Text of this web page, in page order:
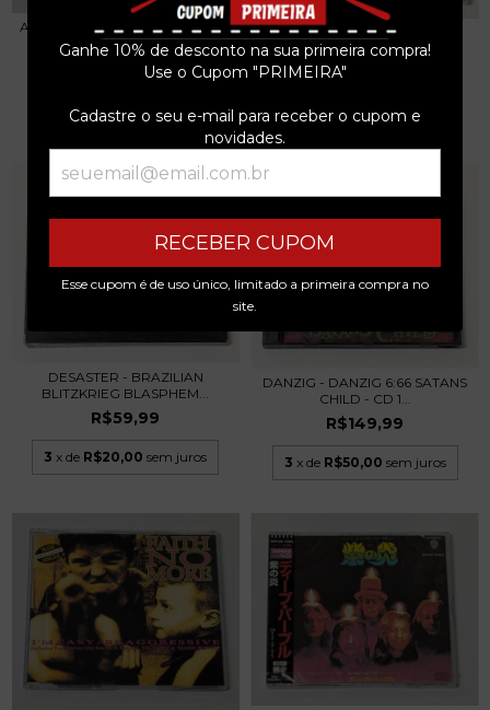
Ganhe 10% de desconto na sua primeira compra!
Use o Cupom "PRIMEIRA"
Cadastre o seu e-mail para receber o cupom e
novidades.
RECEBER CUPOM
Esse cupom é de uso único, limitado a primeira compra no
site.
AC/DC - THE STUDIOBREAKERS
- CD 1996 EUR...
R$129,99
x de R$43,33
TORTURE SQUAD - LIVING
METAL - LIVING FO...
R$59,99
3 x deR$20,00 sem juros
DESASTER - BRAZILIAN
BLITZKRIEG BLASPHEM...
R$59,99
3 x de R$20,00 sem juros
DANZIG - DANZIG 6:66 SATANS
CHILD - CD 1...
R$149,99
3 x de R$50,00 sem juros